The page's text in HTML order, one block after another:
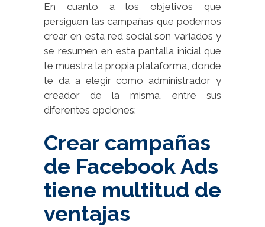
En cuanto a los objetivos que
persiguen las campañas que podemos
crear en esta red social son variados y
se resumen en esta pantalla inicial que
te muestra la propia plataforma, donde
te da a elegir como administrador y
creador de la misma, entre sus
diferentes opciones:
Crear campañas
de Facebook Ads
tiene multitud de
ventajas